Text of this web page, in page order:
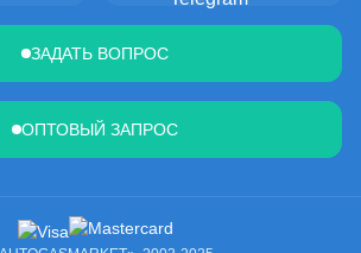
ЗАДАТЬ ВОПРОС
ОПТОВЫЙ ЗАПРОС